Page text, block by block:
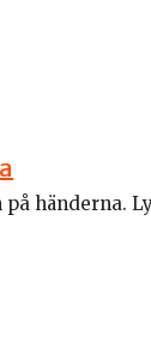
på händerna.